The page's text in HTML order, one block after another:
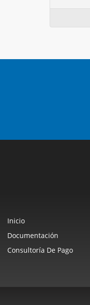
Inicio
Documentación
Consultoría De Pago